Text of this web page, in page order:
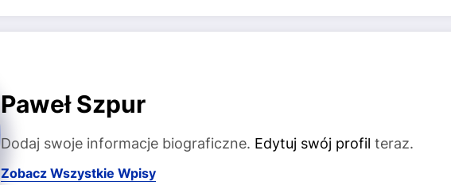
Paweł Szpur
Dodaj swoje informacje biograficzne. Edytuj swój profil teraz.
Zobacz Wszystkie Wpisy